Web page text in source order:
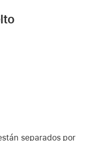
separados por